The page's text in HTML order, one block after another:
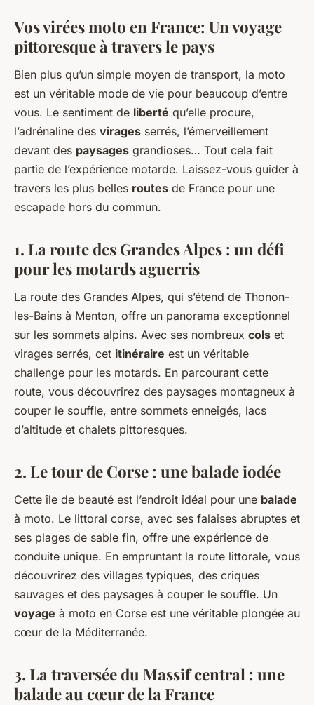
Vos virées moto en France: Un voyage
pittoresque à travers le pays
Bien plus qu’un simple moyen de transport, la moto
est un véritable mode de vie pour beaucoup d’entre
vous. Le sentiment de liberté qu’elle procure,
l’adrénaline des virages serrés, l’émerveillement
devant des paysages grandioses… Tout cela fait
partie de l’expérience motarde. Laissez-vous guider à
travers les plus belles routes de France pour une
escapade hors du commun.
1. La route des Grandes Alpes : un défi
pour les motards aguerris
La route des Grandes Alpes, qui s’étend de Thonon-
les-Bains à Menton, offre un panorama exceptionnel
sur les sommets alpins. Avec ses nombreux cols et
virages serrés, cet itinéraire est un véritable
challenge pour les motards. En parcourant cette
route, vous découvrirez des paysages montagneux à
couper le souffle, entre sommets enneigés, lacs
d’altitude et chalets pittoresques.
2. Le tour de Corse : une balade iodée
Cette île de beauté est l’endroit idéal pour une balade
à moto. Le littoral corse, avec ses falaises abruptes et
ses plages de sable fin, offre une expérience de
conduite unique. En empruntant la route littorale, vous
découvrirez des villages typiques, des criques
sauvages et des paysages à couper le souffle. Un
voyage à moto en Corse est une véritable plongée au
cœur de la Méditerranée.
3. La traversée du Massif central : une
balade au cœur de la France